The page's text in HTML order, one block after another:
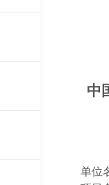
中
单位